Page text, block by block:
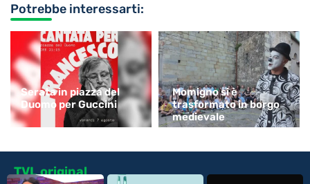
Potrebbe interessarti:
Serata in piazza del
Duomo per Guccini
Momigno si è
trasformato in borgo
medievale
TVL original